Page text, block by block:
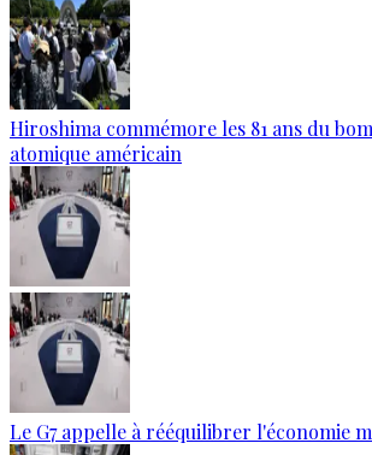
Hiroshima commémore les 81 ans du
atomique américain
Le G7 appelle à rééquilibrer l'économie